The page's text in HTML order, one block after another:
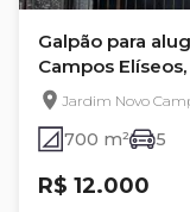
Galpão para
Campos
Jardim Novo
700 m² 5
R$ 12.000